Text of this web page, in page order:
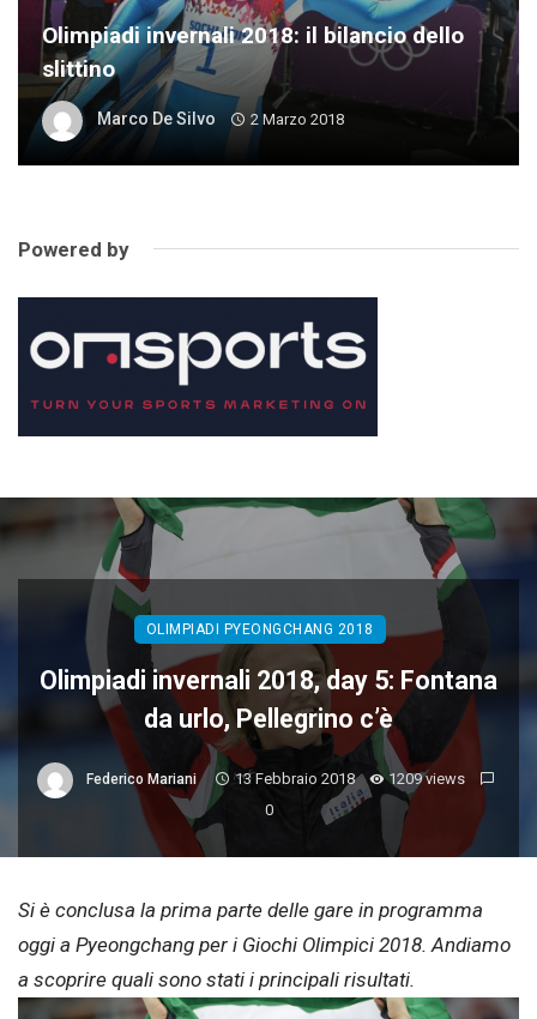
Olimpiadi invernali 2018: il bilancio dello
slittino
Marco De Silvo 2 Marzo 2018
Powered by
OLIMPIADI PYEONGCHANG 2018
Olimpiadi invernali 2018, day 5: Fontana
da urlo, Pellegrino c’è
Federico Mariani 13 Febbraio 2018
1209 views
0
Si è conclusa la prima parte delle gare in programma
oggi a Pyeongchang per i Giochi Olimpici 2018. Andiamo
a scoprire quali sono stati i principali risultati.